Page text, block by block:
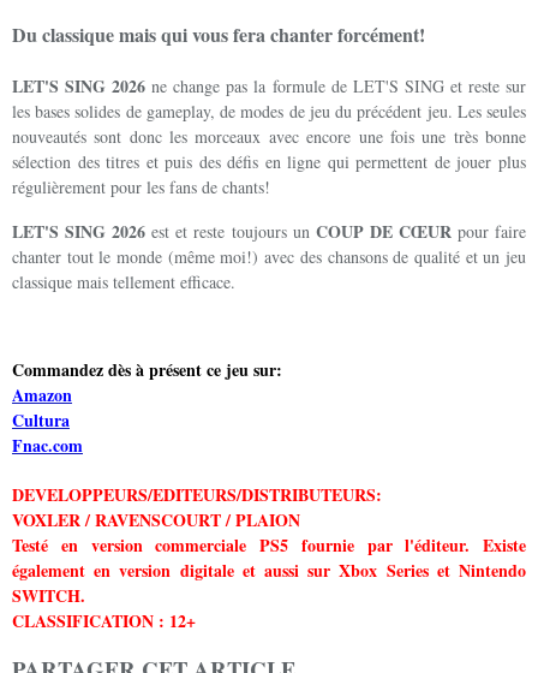
Du classique mais qui vous fera chanter forcément!
LET'S SING 2026 ne change pas la formule de LET'S SING et reste sur
les bases solides de gameplay, de modes de jeu du précédent jeu. Les seules
nouveautés sont donc les morceaux avec encore une fois une très bonne
sélection des titres et puis des défis en ligne qui permettent de jouer plus
régulièrement pour les fans de chants!
LET'S SING 2026 est et reste toujours un COUP DE CŒURpour faire
chanter tout le monde (même moi!) avec des chansons de qualité et un jeu
classique mais tellement efficace.
Commandez dès à présent ce jeu sur:
Amazon
Cultura
Fnac.com
DEVELOPPEURS/EDITEURS/DISTRIBUTEURS:
VOXLER / RAVENSCOURT / PLAION
Testé en version commerciale PS5 fournie par l'éditeur. Existe
également en version digitale et aussi sur Xbox Series et Nintendo
SWITCH.
CLASSIFICATION : 12+